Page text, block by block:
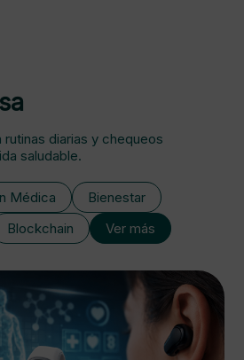
diarias y chequeos
saludable.
Médica
Bienestar
Blockchain Ver más